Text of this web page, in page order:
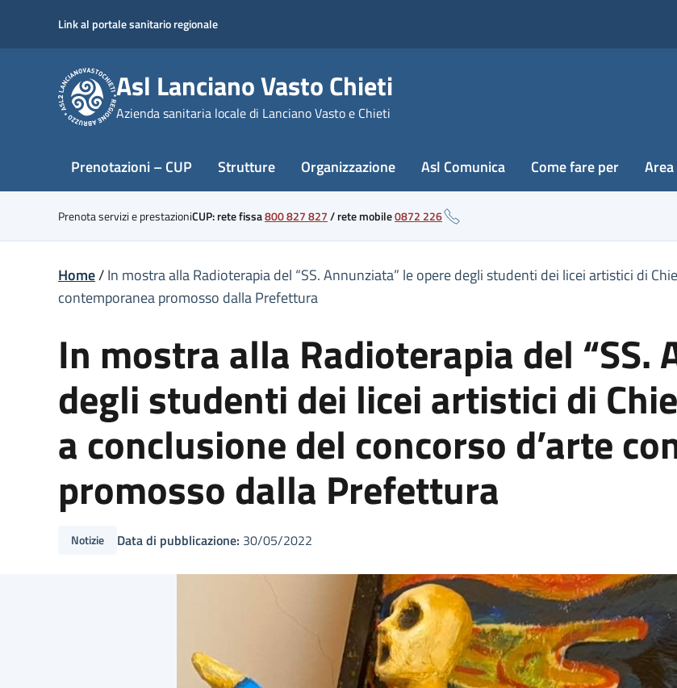
content
Link al portale sanitario regionale
Asl Lanciano Vasto Chieti
Azienda sanitaria locale di Lanciano Vasto e Chieti
Prenotazioni – CUP Strutture Organizzazione Asl Comunica Come fare per
Prenota servizi e prestazioniCUP: rete fissa800 827 827/rete mobile0872 226
Home/In mostra alla Radioterapia del “SS. Annunziata” le opere degli studenti dei licei artistici di
contemporanea promosso dalla Prefettura
In mostra alla Radioterapia del “SS.
degli studenti dei licei artistici di
a conclusione del concorso d’arte
promosso dalla Prefettura
Notizie Data di pubblicazione: 30/05/2022